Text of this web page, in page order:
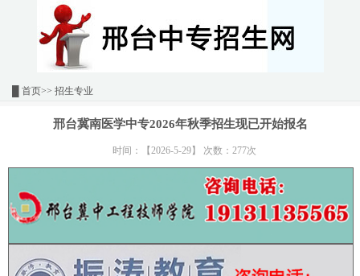
首页>> 招生专业
邢台冀南医学中专2026年秋季招生现已开始报名
时间：【2026-5-29】 次数：277次